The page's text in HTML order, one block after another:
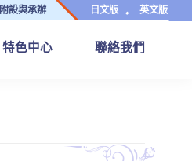
附設與承辦 日文版 英文版
特色中心 聯絡我們